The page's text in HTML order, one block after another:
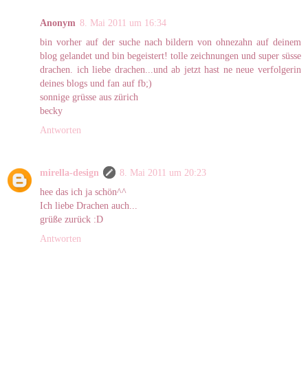
Anonym 8. Mai 2011 um 16:34
bin vorher auf der suche nach bildern von ohnezahn auf deinem
blog gelandet und bin begeistert! tolle zeichnungen und super süsse
drachen. ich liebe drachen...und ab jetzt hast ne neue verfolgerin
deines blogs und fan auf fb;)
sonnige grüsse aus zürich
becky
Antworten
mirella-design
8. Mai 2011 um 20:23
hee das ich ja schön^^
Ich liebe Drachen auch...
grüße zurück :D
Antworten